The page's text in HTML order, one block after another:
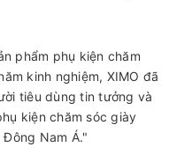
phẩm phụ kiện chăm
kinh nghiệm, XIMO đã
tiêu dùng tin tưởng và
kiện chăm sóc giày
Nam Á."